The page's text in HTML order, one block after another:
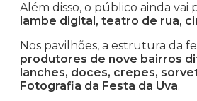
Além disso, o público ainda vai
lambe digital, teatro de rua,
Nos pavilhões, a estrutura da
produtores de nove bairros
lanches, doces, crepes,
Fotografia da Festa da Uva.